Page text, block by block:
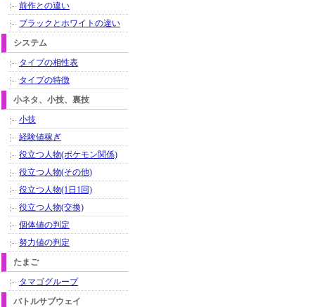
前作との違い
ブラックとホワイトの違い
システム
タイプの相性表
タイプの特徴
小ネタ、小技、裏技
小技
経験値稼ぎ
役立つ人物(ポケモン関係)
役立つ人物(その他)
役立つ人物(1日1回)
役立つ人物(交換)
個体値の判定
努力値の判定
たまご
タマゴグループ
バトルサブウェイ